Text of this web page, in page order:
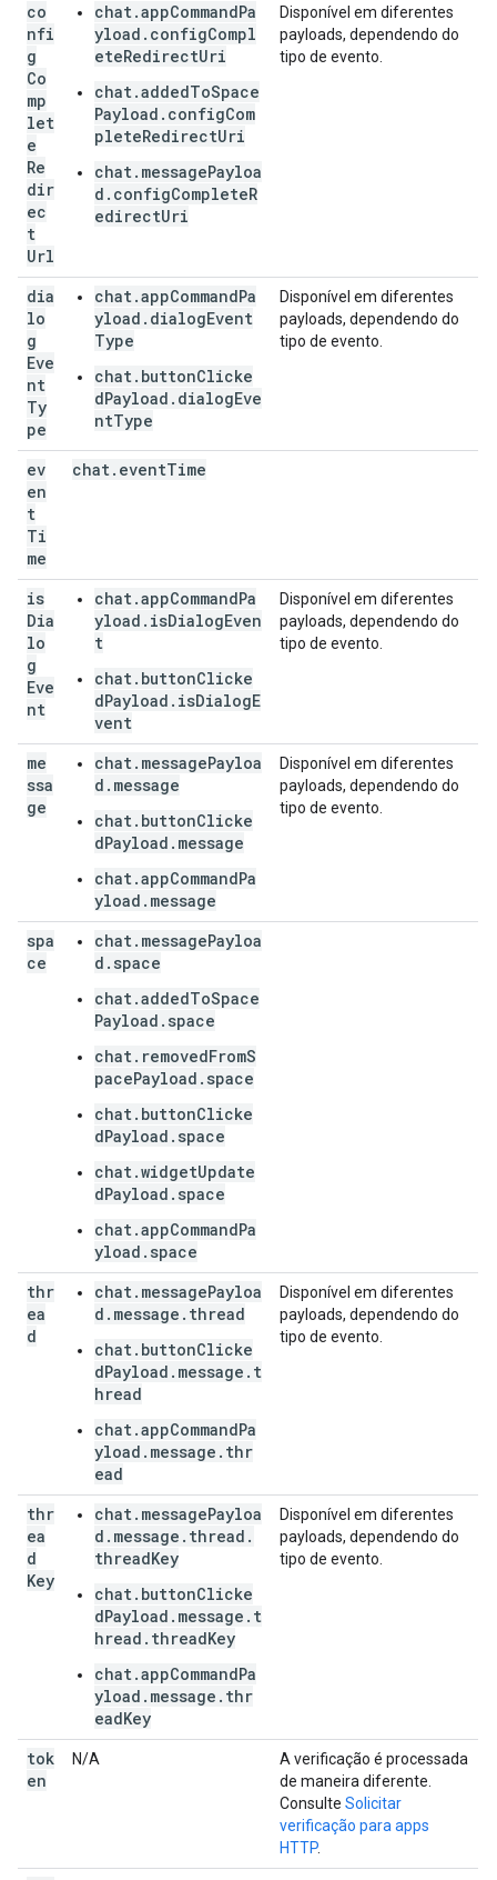
co
nfi
g
Co
mp
let
e
Re
dir
ec
t
Url
chat.appCommandPa
yload.configCompl
eteRedirectUri
chat.addedToSpace
Payload.configCom
pleteRedirectUri
chat.messagePayloa
d.configCompleteR
edirectUri
Disponível em diferentes
payloads, dependendo do
tipo de evento.
dia
lo
g
Eve
nt
Ty
pe
chat.appCommandPa
yload.dialogEvent
Type
chat.buttonClicke
dPayload.dialogEve
ntType
Disponível em diferentes
payloads, dependendo do
tipo de evento.
ev
en
t
Ti
me
chat. eventTime
is
Dia
lo
g
Eve
nt
chat.appCommandPa
yload.isDialogEven
t
chat.buttonClicke
dPayload.isDialogE
vent
Disponível em diferentes
payloads, dependendo do
tipo de evento.
me
ssa
ge
chat.messagePayloa
d.message
chat.buttonClicke
dPayload.message
chat.appCommandPa
yload.message
Disponível em diferentes
payloads, dependendo do
tipo de evento.
spa
ce
chat.messagePayloa
d.space
chat.addedToSpace
Payload.space
chat.removedFromS
pacePayload.space
chat.buttonClicke
dPayload.space
chat.widgetUpdate
dPayload.space
chat.appCommandPa
yload.space
thr
ea
d
chat.messagePayloa
d.message.thread
chat.buttonClicke
dPayload.message.t
hread
chat.appCommandPa
yload.message.thr
ead
Disponível em diferentes
payloads, dependendo do
tipo de evento.
thr
ea
d
Key
chat.messagePayloa
d.message.thread.
threadKey
chat.buttonClicke
dPayload.message.t
hread.threadKey
chat.appCommandPa
yload.message.thr
eadKey
Disponível em diferentes
payloads, dependendo do
tipo de evento.
tok
en
N/A
A verificação é processada
de maneira diferente.
Consulte Solicitar
verificação para apps
HTTP.